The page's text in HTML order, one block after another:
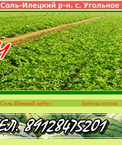
Соль-Илецкий арбуз Арбузы оптом